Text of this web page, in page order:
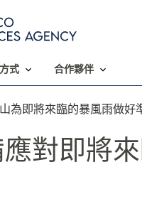
方式​​ 合作夥伴​​
為即將來臨的暴風雨做好
對即將